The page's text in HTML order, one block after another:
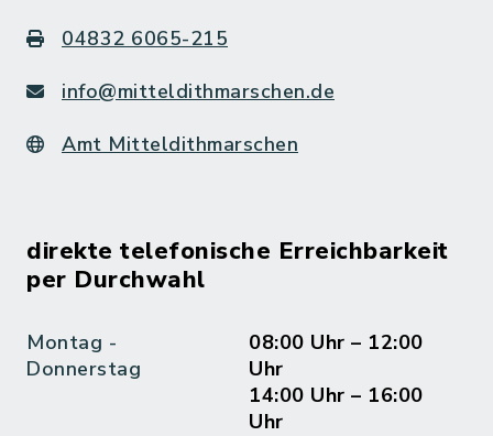
04832 6065-215
info@mitteldithmarschen.de
Amt Mitteldithmarschen
direkte telefonische Erreichbarkeit
per Durchwahl
Montag -
Donnerstag
08:00 Uhr – 12:00
Uhr
14:00 Uhr – 16:00
Uhr